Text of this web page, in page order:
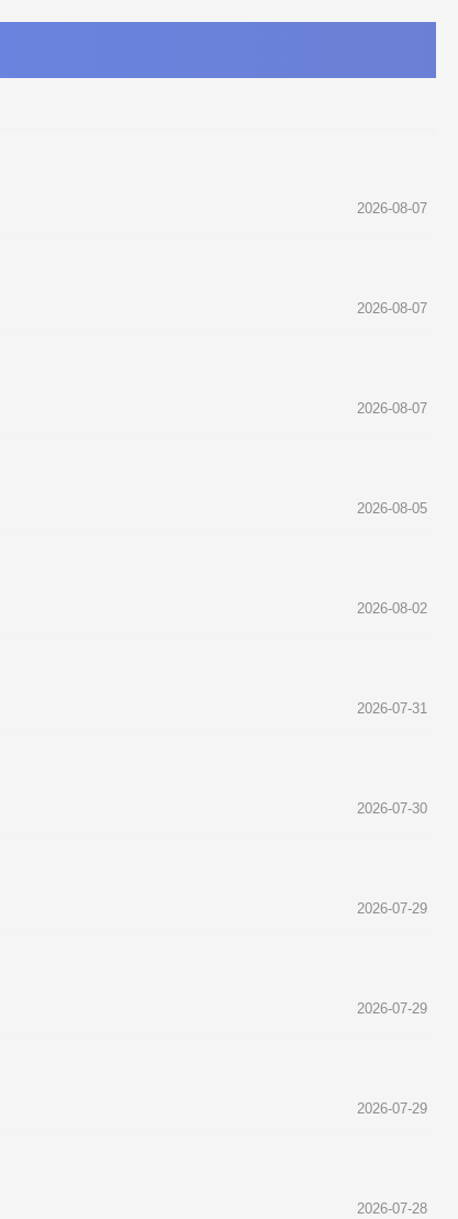
2026-08-07
2026-08-07
2026-08-07
2026-08-05
2026-08-02
2026-07-31
2026-07-30
2026-07-29
2026-07-29
2026-07-29
2026-07-28